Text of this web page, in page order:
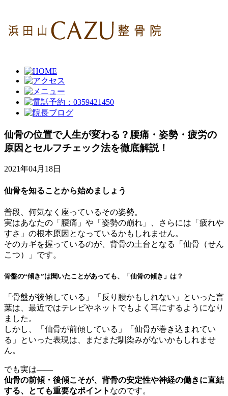
仙骨の位置で人生が変わる？腰痛・姿勢・疲労の
原因とセルフチェック法を徹底解説！
2021年04月18日
仙骨を知ることから始めましょう
普段、何気なく座っているその姿勢。
実はあなたの「腰痛」や「姿勢の崩れ」、さらには「疲れや
すさ」の根本原因となっているかもしれません。
そのカギを握っているのが、背骨の土台となる「仙骨（せん
こつ）」です。
骨盤の“傾き”は聞いたことがあっても、「仙骨の傾き」は？
「骨盤が後傾している」「反り腰かもしれない」といった言
葉は、最近ではテレビやネットでもよく耳にするようになり
ました。
しかし、「仙骨が前傾している」「仙骨が巻き込まれてい
る」といった表現は、まだまだ馴染みがないかもしれませ
ん。
でも実は――
仙骨の前傾・後傾こそが、背骨の安定性や神経の働きに直結
する、とても重要なポイント なのです。